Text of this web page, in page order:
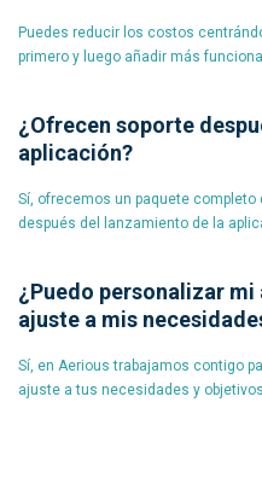
Puedes reducir los costos
primero y luego añadir más
¿Ofrecen soporte
aplicación?
Sí, ofrecemos un paquete
después del lanzamiento de la
¿Puedo personalizar
ajuste a mis
Sí, en Aerious trabajamos contigo
ajuste a tus necesidades y